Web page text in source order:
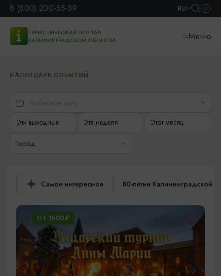
8 (800) 200-55-39 RU
ТУРИСТИЧЕСКИЙ ПОРТАЛ
КАЛИНИНГРАДСКОЙ ОБЛАСТИ
Меню
КАЛЕНДАРЬ СОБЫТИЙ
Эти выходные Эта неделя Этот месяц
Город
Самое интересное 80-летие Калининградской
ОТ 1500₽